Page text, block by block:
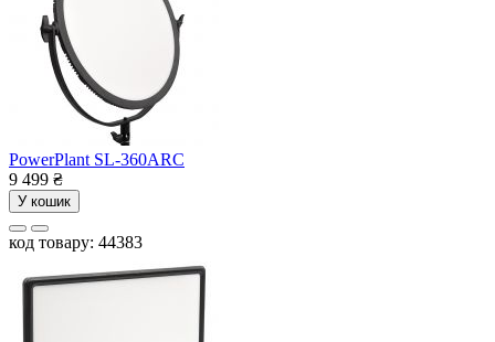
PowerPlant SL-360ARC
9 499 ₴
У кошик
код товару: 44383